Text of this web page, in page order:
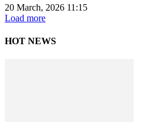
20 March, 2026 11:15
Load more
HOT NEWS